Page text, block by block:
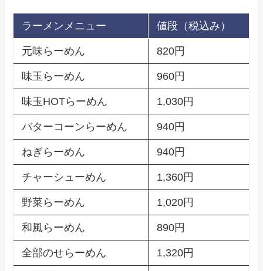
ラーメンメニュー 値段（税込み）
元味らーめん 820円
味玉らーめん 960円
味玉HOTらーめん 1,030円
バターコーンらーめん 940円
ねぎらーめん 940円
チャーシューめん 1,360円
野菜らーめん 1,020円
和風らーめん 890円
全部のせらーめん 1,320円